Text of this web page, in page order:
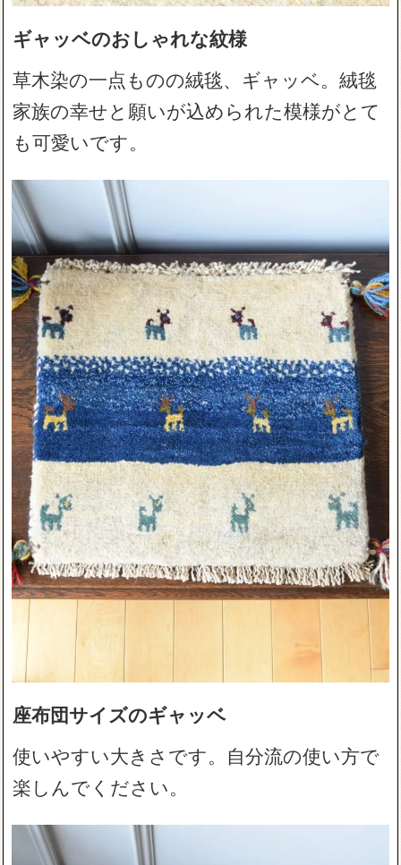
ギャッベのおしゃれな紋様
草木染の一点ものの絨毯、ギャッベ。絨毯
家族の幸せと願いが込められた模様がとて
も可愛いです。
座布団サイズのギャッベ
使いやすい大きさです。自分流の使い方で
楽しんでください。